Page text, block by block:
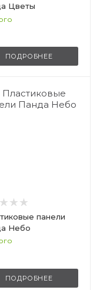
Цветы
ПОДРОБНЕЕ
панели
Небо
ПОДРОБНЕЕ